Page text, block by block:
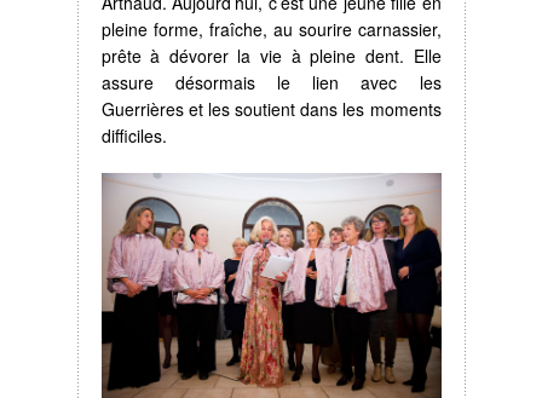
pleine forme, fraîche, au sourire carnassier,
prête à dévorer la vie à pleine dent. Elle
assure désormais le lien avec les
Guerrières et les soutient dans les moments
difficiles.